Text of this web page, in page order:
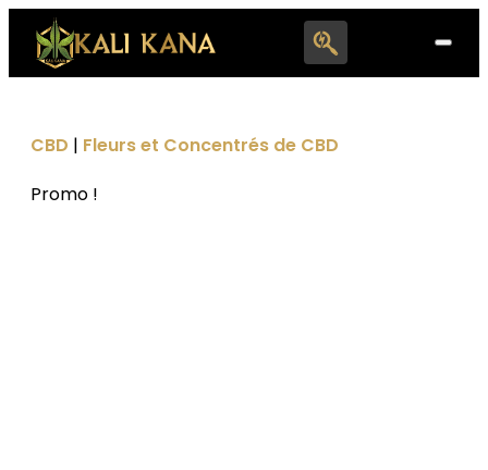
Search
CBD | Fleurs et Concentrés de CBD
Promo !